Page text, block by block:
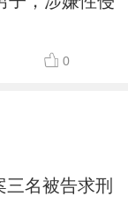
0
名被告求刑